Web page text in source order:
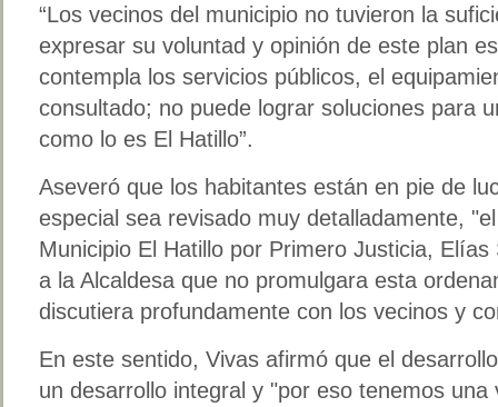
“Los vecinos del municipio no tuvieron la
expresar su voluntad y opinión de este plan
contempla los servicios públicos, el
consultado; no puede lograr soluciones para
como lo es El Hatillo”.
Aseveró que los habitantes están en pie de
especial sea revisado muy detalladamente,
Municipio El Hatillo por Primero Justicia,
a la Alcaldesa que no promulgara esta
discutiera profundamente con los vecinos y
En este sentido, Vivas afirmó que el
un desarrollo integral y "por eso tenemos una